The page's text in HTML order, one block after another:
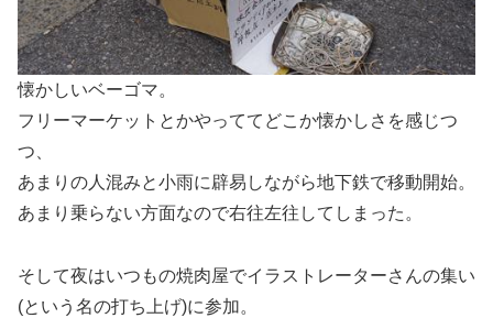
懐かしいベーゴマ。
フリーマーケットとかやっててどこか懐かしさを感じつ
つ、
あまりの人混みと小雨に辟易しながら地下鉄で移動開始。
あまり乗らない方面なので右往左往してしまった。
そして夜はいつもの焼肉屋でイラストレーターさんの集い
(という名の打ち上げ)に参加。